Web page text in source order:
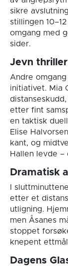
sikre
stillingen
omgang med
sider.
Jevn
Andre
initiativet. Mia
etter fint
en taktisk
Elise
kant, og
Hallen levde
Dramatisk
I
etter et
utligning.
men Åsanes
stoppet
knepent
Dagens